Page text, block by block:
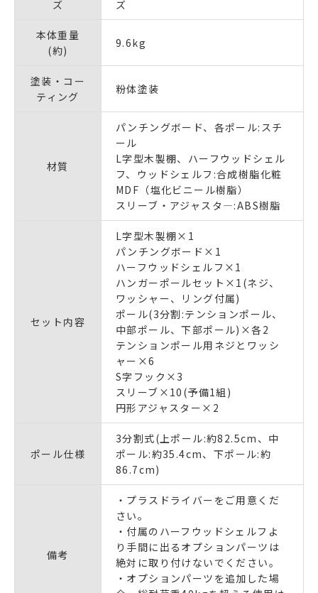
ズ ズ
本体重量
(約)
9.6kg
塗装・コー
ティング
粉体塗装
材質
パンチングボード、各ポール:スチ
ール
L字型木製棚、ハーフウッドシェル
フ、ウッドシェルフ:合成樹脂化粧
MDF（塩化ビニール樹脂）
スリーブ・アジャスタ―:ABS樹脂
セット内容
L字型木製棚×1
パンチングボード×1
ハーフウッドシェルフ×1
ハンガーポールセット×1(ネジ、
ワッシャー、リング付属)
ポール(3分割:テンションポール、
中部ポール、下部ポール)×各2
テンションポール用ネジとワッシ
ャー×6
S字フック×3
スリーブ×10(予備1組)
円形アジャスター×2
ポール仕様
3分割式(上ポール:約82.5cm、中
ポール:約35.4cm、下ポール:約
86.7cm)
備考
・プラスドライバーをご用意くだ
さい。
・付属のハーフウッドシェルフよ
り手間に出るオプションパーツは
絶対に取り付けないでください。
・オプションパーツを追加した場